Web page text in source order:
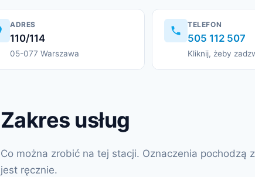
ADRES
110/114
05-077 Warszawa
TELEFON
505 112 507
Kliknij, żeby
Zakres usług
Co można zrobić na tej stacji. Oznaczenia pochodzą
jest ręcznie.